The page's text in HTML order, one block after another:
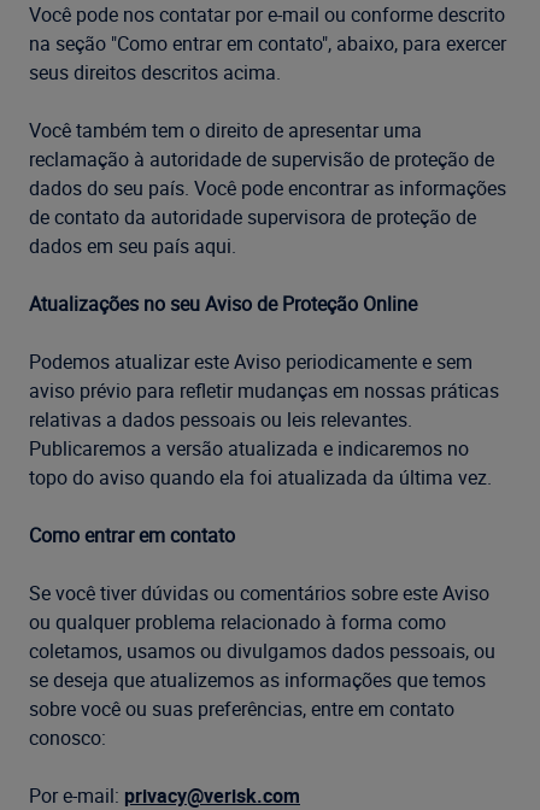
Você pode nos contatar por e-mail ou conforme descrito
na seção "Como entrar em contato", abaixo, para exercer
seus direitos descritos acima.
Você também tem o direito de apresentar uma
reclamação à autoridade de supervisão de proteção de
dados do seu país. Você pode encontrar as informações
de contato da autoridade supervisora de proteção de
dados em seu país aqui.
Atualizações no seu Aviso de Proteção Online
Podemos atualizar este Aviso periodicamente e sem
aviso prévio para refletir mudanças em nossas práticas
relativas a dados pessoais ou leis relevantes.
Publicaremos a versão atualizada e indicaremos no
topo do aviso quando ela foi atualizada da última vez.
Como entrar em contato
Se você tiver dúvidas ou comentários sobre este Aviso
ou qualquer problema relacionado à forma como
coletamos, usamos ou divulgamos dados pessoais, ou
se deseja que atualizemos as informações que temos
sobre você ou suas preferências, entre em contato
conosco:
Por e-mail: privacy@verisk.com